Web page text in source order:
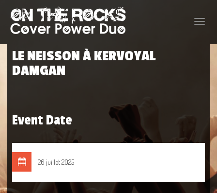
Toggle
LE NEISSON À KERVOYAL
DAMGAN
Event Date
26 juillet 2025